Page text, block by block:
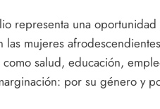
representa una
mujeres
salud, educación,
por su género y